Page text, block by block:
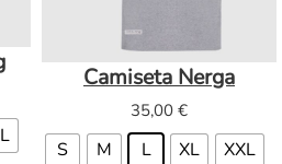
Camiseta Nerga
35,00 €
S M L XL XXL